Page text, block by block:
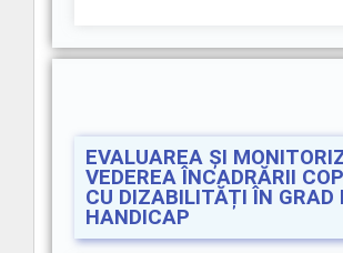
EVALUAREA ȘI
VEDEREA ÎNCADRĂRII
CU DIZABILITĂȚI ÎN GRAD
HANDICAP